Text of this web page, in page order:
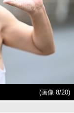
(画像 8/20)